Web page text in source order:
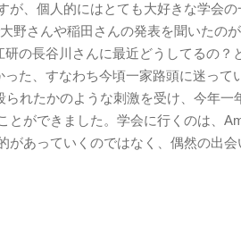
が、個人的にはとても大好きな学会の
野さんや稲田さんの発表を聞いたの
の長谷川さんに最近どうしてるの？
た、すなわち今頃一家路頭に迷って
れたかのような刺激を受け、今年一
とができました。学会に行くのは、
があっていくのではなく、偶然の出会